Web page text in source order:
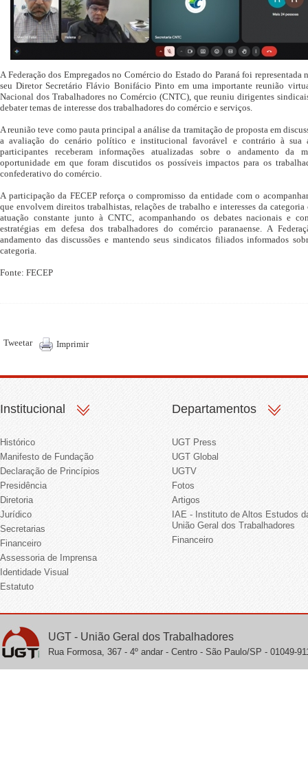
A Federação dos Empregados no Comércio do Estado do Paraná foi
seu Diretor Secretário Flávio Bonifácio Pinto em uma importante reunião
Nacional dos Trabalhadores no Comércio (CNTC), que reuniu dirigentes
debater temas de interesse dos trabalhadores do comércio e serviços.
A reunião teve como pauta principal a análise da tramitação de proposta em
a avaliação do cenário político e institucional favorável e contrário à sua
participantes receberam informações atualizadas sobre o andamento da
oportunidade em que foram discutidos os possíveis impactos para os
confederativo do comércio.
A participação da FECEP reforça o compromisso da entidade com o
que envolvem direitos trabalhistas, relações de trabalho e interesses da categoria
atuação constante junto à CNTC, acompanhando os debates nacionais e
estratégias em defesa dos trabalhadores do comércio paranaense. A
andamento das discussões e mantendo seus sindicatos filiados informados
categoria.
Fonte: FECEP
Tweetar Imprimir
Institucional
Histórico
Manifesto de Fundação
Declaração de Princípios
Presidência
Diretoria
Jurídico
Secretarias
Financeiro
Assessoria de Imprensa
Identidade Visual
Estatuto
Departamentos
UGT Press
UGT Global
UGTV
Fotos
Artigos
IAE - Instituto de Altos Estudos
União Geral dos Trabalhadores
Financeiro
UGT - União Geral dos Trabalhadores
Rua Formosa, 367 - 4º andar - Centro - São Paulo/SP - 01049-